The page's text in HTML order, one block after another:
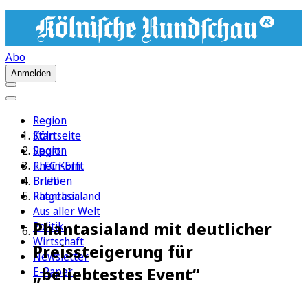
Abo
Anmelden
Region
Köln
Sport
1. FC Köln
Erleben
Ratgeber
Aus aller Welt
Politik
Wirtschaft
Newsletter
E-Paper
Startseite
Region
Rhein-Erft
Brühl
Phantasialand
Phantasialand mit deutlicher
Preissteigerung für
„beliebtestes Event“